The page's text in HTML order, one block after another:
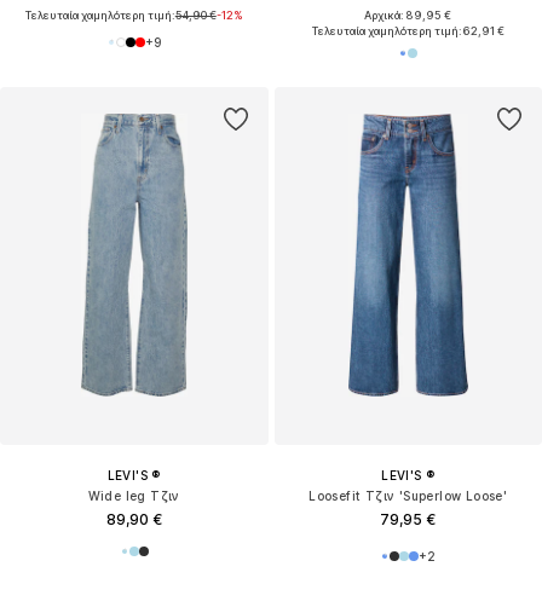
Τελευταία χαμηλότερη τιμή:54,90 €-12%
+9
Αρχικά: 89,95 €
Τελευταία χαμηλότερη τιμή:62,91 €
LEVI'S ®
Wide leg Τζιν
89,90 €
LEVI'S ®
Loosefit Τζιν 'Superlow Loose'
79,95 €
+2